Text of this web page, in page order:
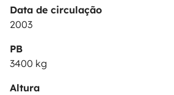
Data de circulação
2003
PB
3400 kg
Altura